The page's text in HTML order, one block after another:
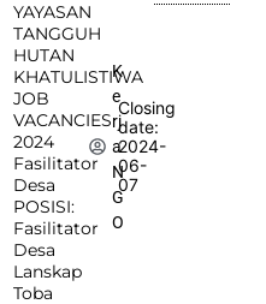
YAYASAN
TANGGUH
HUTAN
KHATULISTIWA
JOB
VACANCIES
2024
Fasilitator
Desa
POSISI:
Fasilitator
Desa
Lanskap
Toba
K
e
rj
a
N
G
O
Closing
date:
2024-
06-
07